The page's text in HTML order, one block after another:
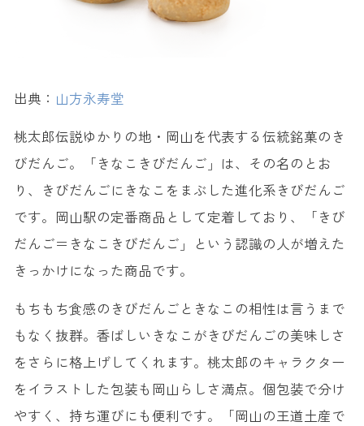
出典： 山方永寿堂
桃太郎伝説ゆかりの地・岡山を代表する伝統銘菓のき
びだんご。「きなこきびだんご」は、その名のとお
り、きびだんごにきなこをまぶした進化系きびだんご
です。岡山駅の定番商品として定着しており、「きび
だんご＝きなこきびだんご」という認識の人が増えた
きっかけになった商品です。
もちもち食感のきびだんごときなこの相性は言うまで
もなく抜群。香ばしいきなこがきびだんごの美味しさ
をさらに格上げしてくれます。桃太郎のキャラクター
をイラストした包装も岡山らしさ満点。個包装で分け
やすく、持ち運びにも便利です。「岡山の王道土産で